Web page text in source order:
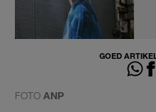
GOED
FOTO ANP